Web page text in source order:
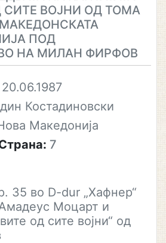
СИТЕ ВОЈНИ ОД ТОМА
ПОД
НА МИЛАН ФИРФОВ
20.06.1987
Костадиновски
Македонија
7
35 во D-dur „Хафнер“
Моцарт и
од сите војни“ од